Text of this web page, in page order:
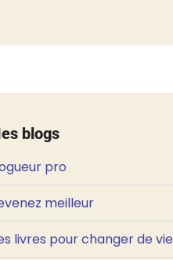
blogs
pro
meilleur
livres pour changer de vie